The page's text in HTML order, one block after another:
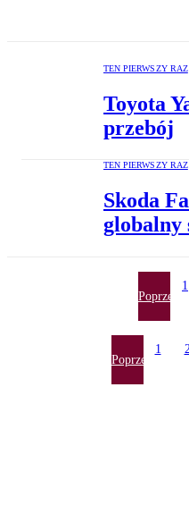
TEN PIERWSZY RAZ
Toyota
przebój
TEN PIERWSZY RAZ
Skoda
globalny
Poprzednia
1
Poprzednia
1